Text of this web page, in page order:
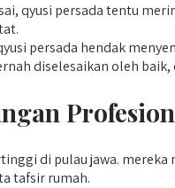
qyusi persada tentu
persada hendak
diselesaikan oleh
di pulau jawa.
tafsir rumah.